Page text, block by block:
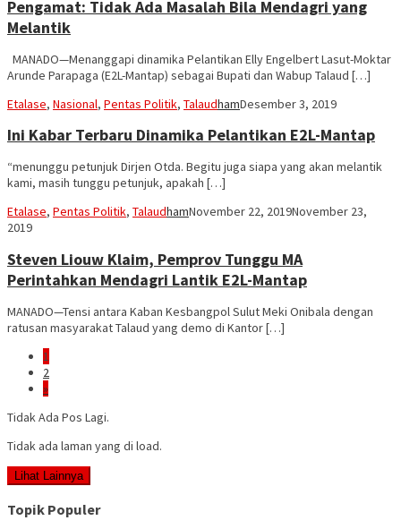
Pengamat: Tidak Ada Masalah Bila Mendagri yang
Melantik
MANADO—Menanggapi dinamika Pelantikan Elly Engelbert Lasut-Moktar
Arunde Parapaga (E2L-Mantap) sebagai Bupati dan Wabup Talaud […]
Etalase, Nasional, Pentas Politik, TalaudhamDesember 3, 2019
Ini Kabar Terbaru Dinamika Pelantikan E2L-Mantap
“menunggu petunjuk Dirjen Otda. Begitu juga siapa yang akan melantik
kami, masih tunggu petunjuk, apakah […]
Etalase, Pentas Politik, TalaudhamNovember 22, 2019November 23,
2019
Steven Liouw Klaim, Pemprov Tunggu MA
Perintahkan Mendagri Lantik E2L-Mantap
MANADO—Tensi antara Kaban Kesbangpol Sulut Meki Onibala dengan
ratusan masyarakat Talaud yang demo di Kantor […]
1
2
»
Tidak Ada Pos Lagi.
Tidak ada laman yang di load.
Lihat Lainnya
Topik Populer